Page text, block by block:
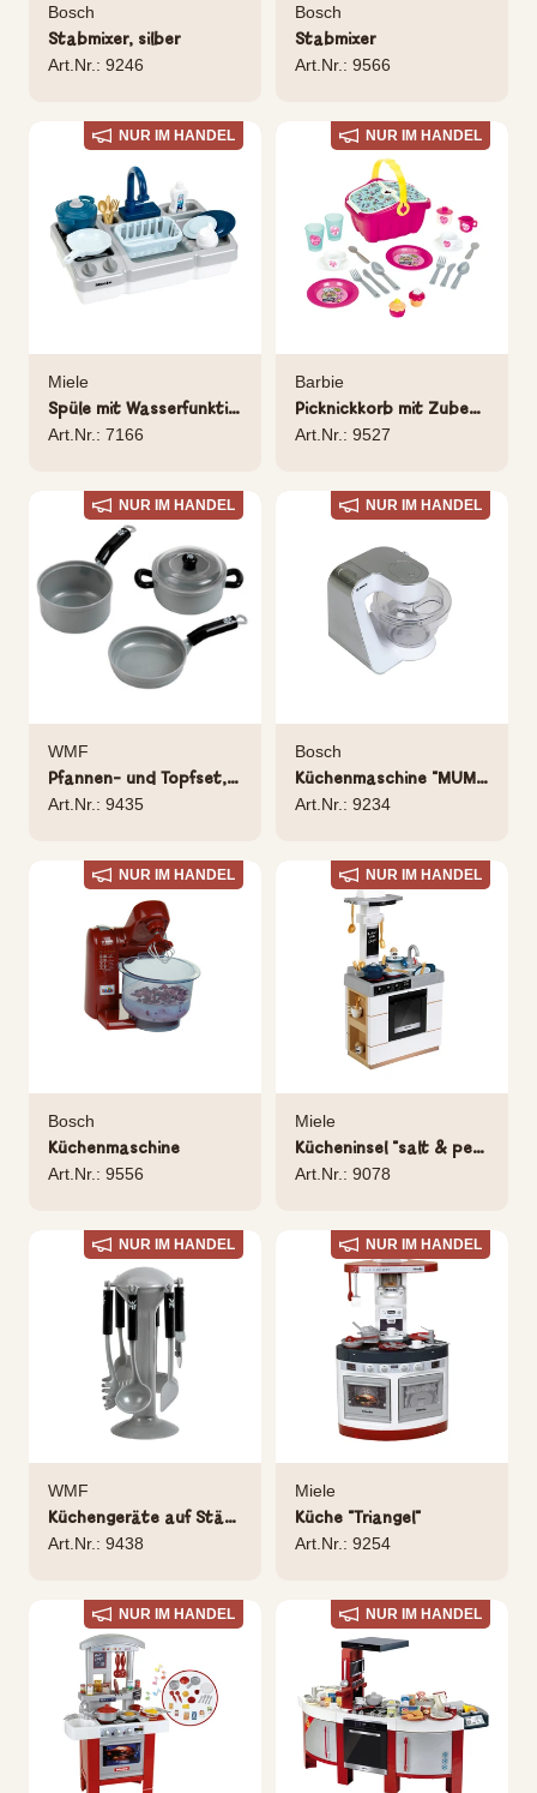
Bosch
Stabmixer, silber
Art.Nr.: 9246
Bosch
Stabmixer
Art.Nr.: 9566
NUR IM HANDEL
Miele
Spüle mit Wasserfunktion und Kochfeld
Art.Nr.: 7166
NUR IM HANDEL
Barbie
Picknickkorb mit Zubehör
Art.Nr.: 9527
NUR IM HANDEL
WMF
Pfannen- und Topfset, 3-tlg.
Art.Nr.: 9435
NUR IM HANDEL
Bosch
Küchenmaschine "MUM 5", silber
Art.Nr.: 9234
NUR IM HANDEL
Bosch
Küchenmaschine
Art.Nr.: 9556
NUR IM HANDEL
Miele
Kücheninsel "salt & pepper"
Art.Nr.: 9078
NUR IM HANDEL
WMF
Küchengeräte auf Ständer
Art.Nr.: 9438
NUR IM HANDEL
Miele
Küche "Triangel"
Art.Nr.: 9254
NUR IM HANDEL NUR IM HANDEL